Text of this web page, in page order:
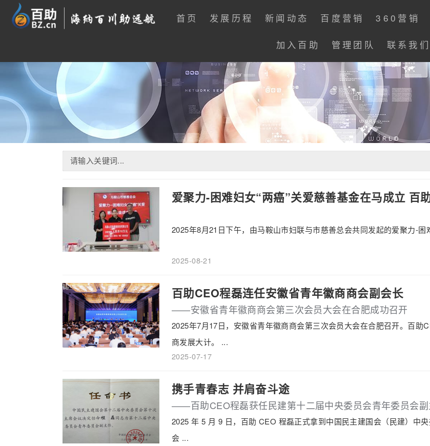
首页 发展历程 新闻动态 百度营销 360营销
加入百助 管理团队 联系我们
爱聚力-困难妇女“两癌”关爱慈善基金在马成立 百
2025年8月21日下午，由马鞍山市妇联与市慈善总会共同发起的爱聚力-困
2025-08-21
百助CEO程磊连任安徽省青年徽商商会副会长
——安徽省青年徽商商会第三次会员大会在合肥成功召开
2025年7月17日，安徽省青年徽商商会第三次会员大会在合肥召开。百
商发展大计。 ...
2025-07-17
携手青春志 并肩奋斗途
——百助CEO程磊获任民建第十二届中央委员会青年委员会
2025 年 5 月 9 日，百助 CEO 程磊正式拿到中国民主建国会（民建）中
会 ...